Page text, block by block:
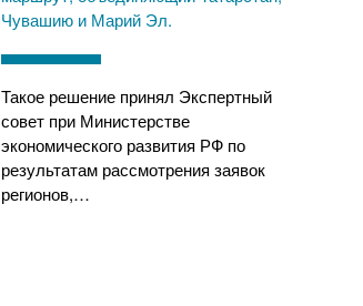
Чувашию и Марий Эл.
Такое решение принял Экспертный
совет при Министерстве
экономического развития РФ по
результатам рассмотрения заявок
регионов,…